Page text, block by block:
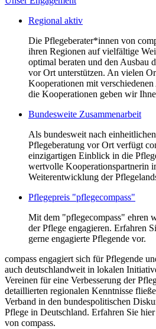
Regional aktiv
Die Pflegeberater*innen von
ihren Regionen auf vielfältige
optimal beraten und den Ausbau
vor Ort unterstützen. An vielen
Kooperationen mit
die Kooperationen geben wir
Bundesweite Zusammenarbeit
Als bundesweit nach
Pflegeberatung vor Ort verfügt
einzigartigen Einblick in die
wertvolle Kooperationspartnerin
Weiterentwicklung der
Pflegepreis "pflegecompass"
Mit dem "pflegecompass" ehren
der Pflege engagieren. Erfahren
gerne engagierte Pflegende vor.
compass engagiert sich für Pflegende
auch deutschlandweit in lokalen
Vereinen für eine Verbesserung der
detaillierten regionalen Kenntnisse
Verband in den bundespolitischen
Pflege in Deutschland. Erfahren Sie
von compass.